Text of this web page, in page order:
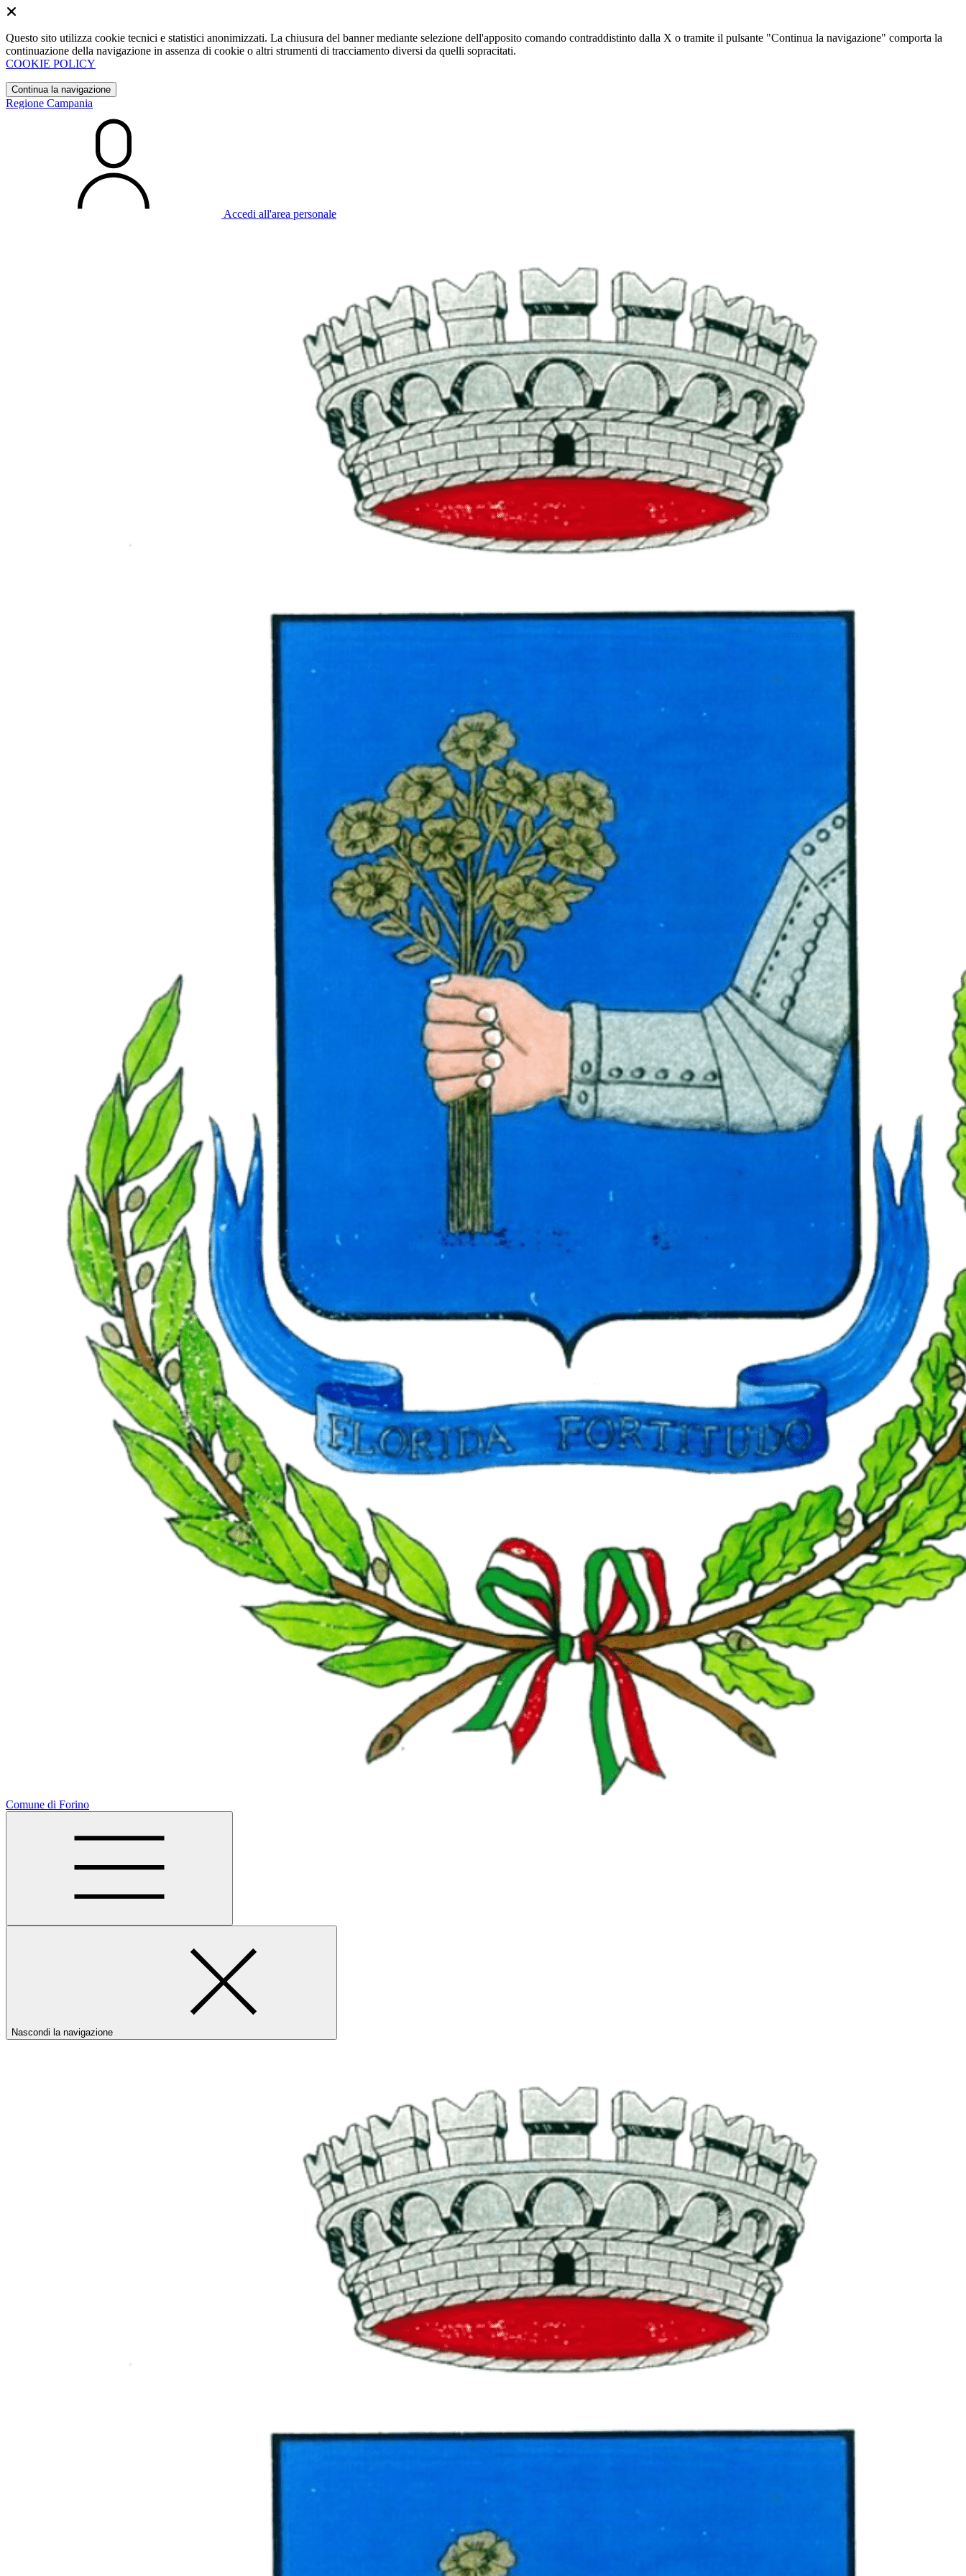
Questo sito utilizza cookie tecnici e statistici anonimizzati. La chiusura del banner mediante selezione dell'apposito comando contraddistinto dalla X o tramite il pulsante "Continua la navigazione" comporta la
continuazione della navigazione in assenza di cookie o altri strumenti di tracciamento diversi da quelli sopracitati.
COOKIE POLICY
Continua la navigazione
Regione Campania
Accedi all'area personale
Comune di Forino
Nascondi la navigazione